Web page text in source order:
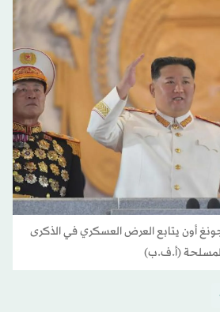
أون يتابع العرض العسكري في الذكرى
(أ.ف.ب)